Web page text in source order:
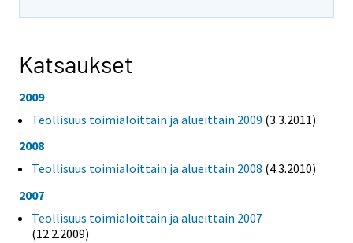
Katsaukset
2009
Teollisuus toimialoittain ja alueittain 2009 (3.3.2011)
2008
Teollisuus toimialoittain ja alueittain 2008 (4.3.2010)
2007
Teollisuus toimialoittain ja alueittain 2007
(12.2.2009)